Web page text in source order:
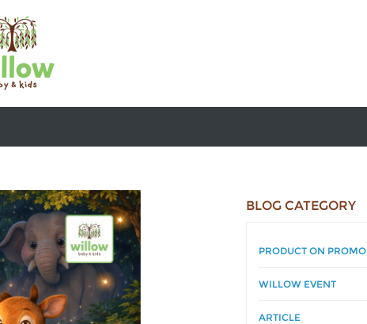
BLOG CATEGORY
PRODUCT ON PROMO
WILLOW EVENT
ARTICLE